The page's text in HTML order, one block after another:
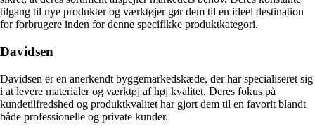
tilgang til nye produkter og værktøjer gør dem til en ideel destination
for forbrugere inden for denne specifikke produktkategori.
Davidsen
Davidsen er en anerkendt byggemarkedskæde, der har specialiseret sig
i at levere materialer og værktøj af høj kvalitet. Deres fokus på
kundetilfredshed og produktkvalitet har gjort dem til en favorit blandt
både professionelle og private kunder.